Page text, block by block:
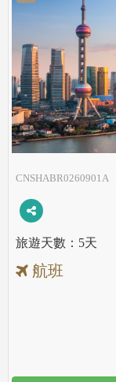
CNSHABR0260901A
5天
航班